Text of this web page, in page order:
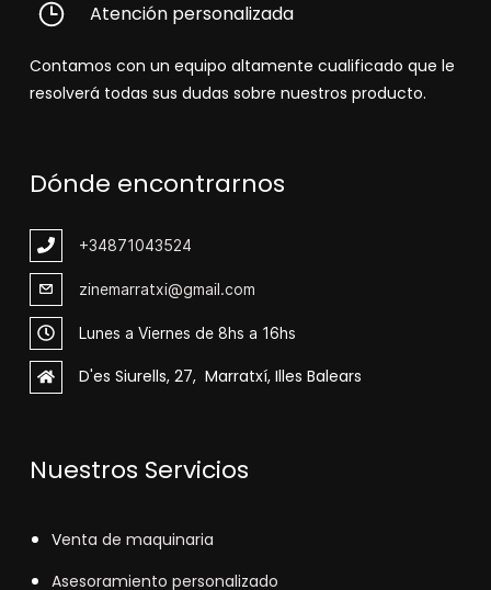
Atención personalizada
Contamos con un equipo altamente cualificado que le
resolverá todas sus dudas sobre nuestros producto.
Dónde encontrarnos
+34871043524
zinemarratxi@gmail.com
Lunes a Viernes de 8hs a 16hs
D'es Siurells, 27, Marratxí, Illes Balears
Nuestros Servicios
Venta de maquinaria
Asesoramiento personalizado